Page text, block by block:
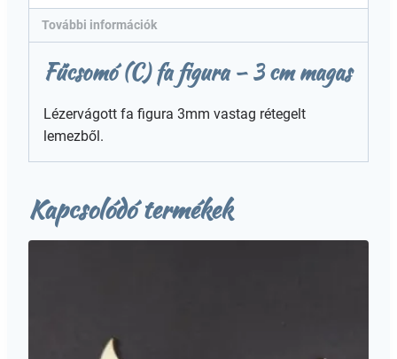
További információk
Fűcsomó (C) fa figura – 3 cm magas
Lézervágott fa figura 3mm vastag rétegelt
lemezből.
Kapcsolódó termékek